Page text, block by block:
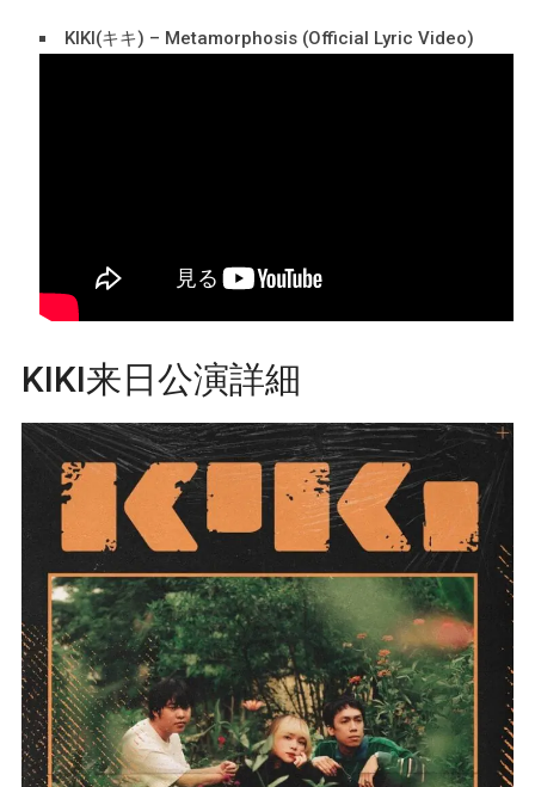
KIKI(キキ) – Metamorphosis (Official Lyric Video)
KIKI来日公演詳細